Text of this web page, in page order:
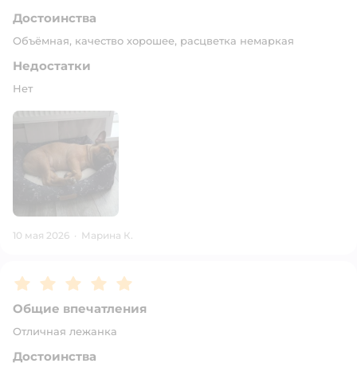
Достоинства
Объёмная, качество хорошее, расцветка немаркая
Недостатки
Нет
10 мая 2026 · Марина К.
Рейтинг:5
Общие впечатления
Отличная лежанка
Достоинства